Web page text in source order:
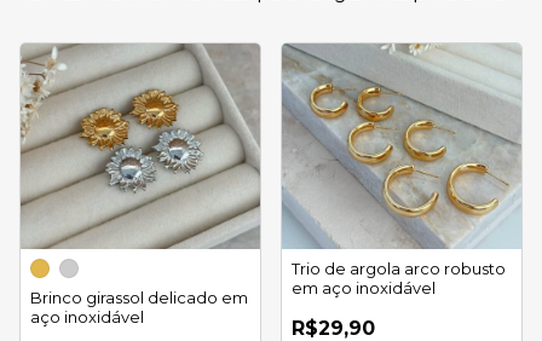
Brinco girassol delicado em
aço inoxidável
Trio de argola arco robusto
em aço inoxidável
R$29,90